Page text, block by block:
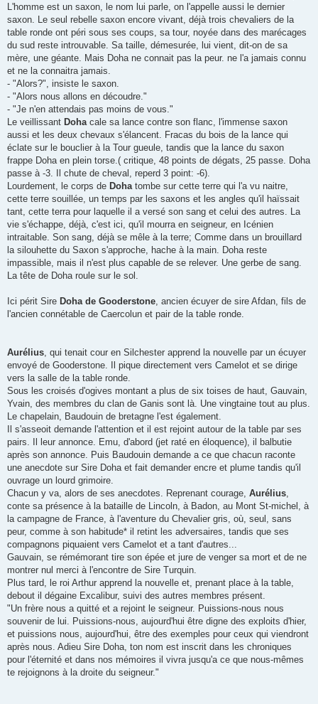
L'homme est un saxon, le nom lui parle, on l'appelle aussi le dernier
saxon. Le seul rebelle saxon encore vivant, déjà trois chevaliers de la
table ronde ont péri sous ses coups, sa tour, noyée dans des marécages
du sud reste introuvable. Sa taille, démesurée, lui vient, dit-on de sa
mère, une géante. Mais Doha ne connait pas la peur. ne l'a jamais connu
et ne la connaitra jamais.
- "Alors?", insiste le saxon.
- "Alors nous allons en découdre."
- "Je n'en attendais pas moins de vous."
Le veillissant Doha cale sa lance contre son flanc, l'immense saxon
aussi et les deux chevaux s'élancent. Fracas du bois de la lance qui
éclate sur le bouclier à la Tour gueule, tandis que la lance du saxon
frappe Doha en plein torse.( critique, 48 points de dégats, 25 passe. Doha
passe à -3. Il chute de cheval, reperd 3 point: -6).
Lourdement, le corps de Doha tombe sur cette terre qui l'a vu naitre,
cette terre souillée, un temps par les saxons et les angles qu'il haïssait
tant, cette terra pour laquelle il a versé son sang et celui des autres. La
vie s'échappe, déjà, c'est ici, qu'il mourra en seigneur, en Icénien
intraitable. Son sang, déjà se mêle à la terre; Comme dans un brouillard
la silouhette du Saxon s'approche, hache à la main. Doha reste
impassible, mais il n'est plus capable de se relever. Une gerbe de sang.
La tête de Doha roule sur le sol.
Ici périt Sire Doha de Gooderstone , ancien écuyer de sire Afdan, fils de
l'ancien connétable de Caercolun et pair de la table ronde.
Aurélius , qui tenait cour en Silchester apprend la nouvelle par un écuyer
envoyé de Gooderstone. Il pique directement vers Camelot et se dirige
vers la salle de la table ronde.
Sous les croisés d'ogives montant a plus de six toises de haut, Gauvain,
Yvain, des membres du clan de Ganis sont là. Une vingtaine tout au plus.
Le chapelain, Baudouin de bretagne l'est également.
Il s'asseoit demande l'attention et il est rejoint autour de la table par ses
pairs. Il leur annonce. Emu, d'abord (jet raté en éloquence), il balbutie
après son annonce. Puis Baudouin demande a ce que chacun raconte
une anecdote sur Sire Doha et fait demander encre et plume tandis qu'il
ouvrage un lourd grimoire.
Chacun y va, alors de ses anecdotes. Reprenant courage, Aurélius
conte sa présence à la bataille de Lincoln, à Badon, au Mont St-michel, à
la campagne de France, à l'aventure du Chevalier gris, où, seul, sans
peur, comme à son habitude* il retint les adversaires, tandis que ses
compagnons piquaient vers Camelot et a tant d'autres...
Gauvain, se rémémorant tire son épée et jure de venger sa mort et de ne
montrer nul merci à l'encontre de Sire Turquin.
Plus tard, le roi Arthur apprend la nouvelle et, prenant place à la table,
debout il dégaine Excalibur, suivi des autres membres présent.
"Un frère nous a quitté et a rejoint le seigneur. Puissions-nous nous
souvenir de lui. Puissions-nous, aujourd'hui être digne des exploits d'hier,
et puissions nous, aujourd'hui, être des exemples pour ceux qui viendront
après nous. Adieu Sire Doha, ton nom est inscrit dans les chroniques
pour l'éternité et dans nos mémoires il vivra jusqu'a ce que nous-mêmes
te rejoignons à la droite du seigneur."